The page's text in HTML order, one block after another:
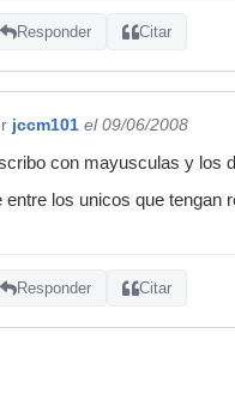
Responder Citar
jccm101 el 09/06/2008
con mayusculas y los
entre los unicos que tengan
Responder Citar